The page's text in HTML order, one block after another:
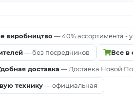
виробництво — 40% ассортимента -
— без посредников Все в
доставка — Доставка Новой
технику— официальная